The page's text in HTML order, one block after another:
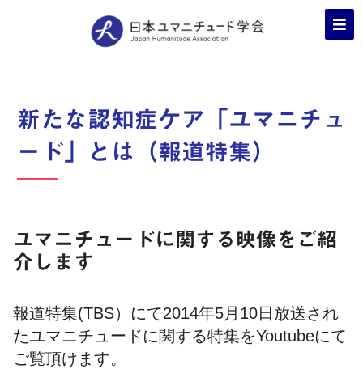
新たな認知症ケア「ユマニチュ
ード」とは（報道特集）
ユマニチュードに関する映像をご紹
介します
報道特集(TBS）にて2014年5月10日放送され
たユマニチュードに関する特集をYoutubeにて
ご覧頂けます。